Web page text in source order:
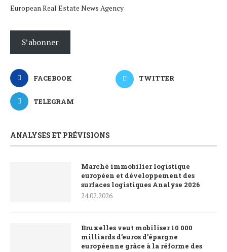
European Real Estate News Agency
S’abonner
FACEBOOK TWITTER
TELEGRAM
ANALYSES ET PRÉVISIONS
Marché immobilier logistique
européen et développement des
surfaces logistiques Analyse 2026
24.02.2026
Bruxelles veut mobiliser 10 000
milliards d’euros d’épargne
européenne grâce à la réforme des